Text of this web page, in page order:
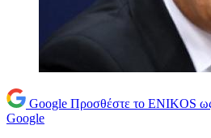
Google Προσθέστε το ENIKOS
Google